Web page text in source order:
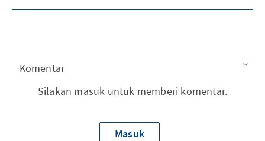
Komentar
Silakan masuk untuk memberi komentar.
Masuk